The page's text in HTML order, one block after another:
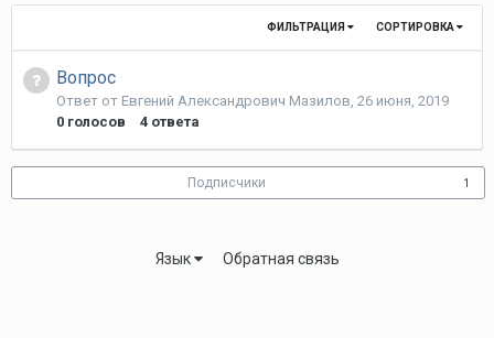
СОРТИРОВКА
ФИЛЬТРАЦИЯ
Вопрос
Ответ от Евгений Александрович Мазилов, 26 июня, 2019
0 голосов 4 ответа
Подписчики 1
Язык Обратная связь